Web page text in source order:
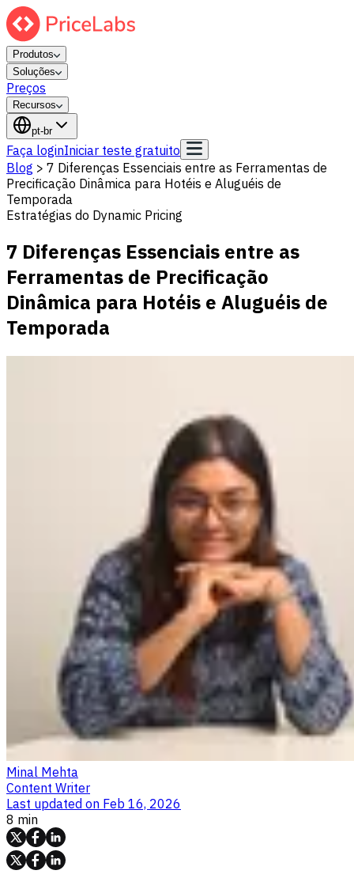
Produtos
Soluções
Preços
Recursos
pt-br
Faça loginIniciar teste gratuito
Blog > 7 Diferenças Essenciais entre as Ferramentas de
Precificação Dinâmica para Hotéis e Aluguéis de
Temporada
Estratégias do Dynamic Pricing
7 Diferenças Essenciais entre as
Ferramentas de Precificação
Dinâmica para Hotéis e Aluguéis de
Temporada
Minal Mehta
Content Writer
Last updated on Feb 16, 2026
8 min